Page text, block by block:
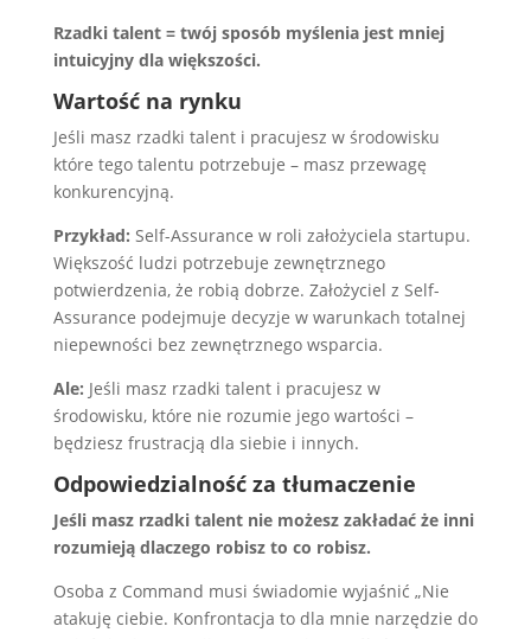
Rzadki talent = twój sposób myślenia jest mniej
intuicyjny dla większości.
Wartość na rynku
Jeśli masz rzadki talent i pracujesz w środowisku
które tego talentu potrzebuje – masz przewagę
konkurencyjną.
Przykład: Self-Assurance w roli założyciela startupu.
Większość ludzi potrzebuje zewnętrznego
potwierdzenia, że robią dobrze. Założyciel z Self-
Assurance podejmuje decyzje w warunkach totalnej
niepewności bez zewnętrznego wsparcia.
Ale: Jeśli masz rzadki talent i pracujesz w
środowisku, które nie rozumie jego wartości –
będziesz frustracją dla siebie i innych.
Odpowiedzialność za tłumaczenie
Jeśli masz rzadki talent nie możesz zakładać że inni
rozumieją dlaczego robisz to co robisz.
Osoba z Command musi świadomie wyjaśnić „Nie
atakuję ciebie. Konfrontacja to dla mnie narzędzie do